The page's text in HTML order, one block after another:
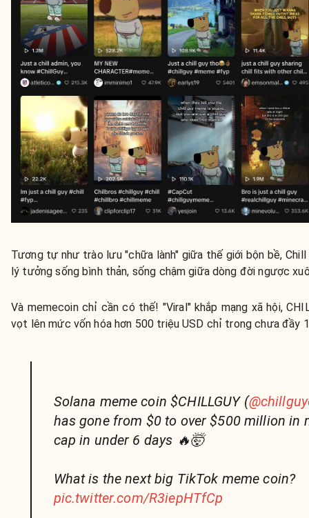
Tương tự như trào lưu "chữa lành" giữa thế giới bộn bề, Chill
lý tưởng sống bình thản, sống chậm giữa dòng đời ngược
Và memecoin chỉ cần có thế! "Viral" khắp mạng xã hội,
vọt lên mức vốn hóa hơn 500 triệu USD chỉ trong chưa đầy
Solana meme coin $CHILLGUY (
has gone from $0 to over $500 million in
cap in under 6 days 🔥🤯
What is the next big TikTok meme coin?
pic.twitter.com/R3iepHTfCp